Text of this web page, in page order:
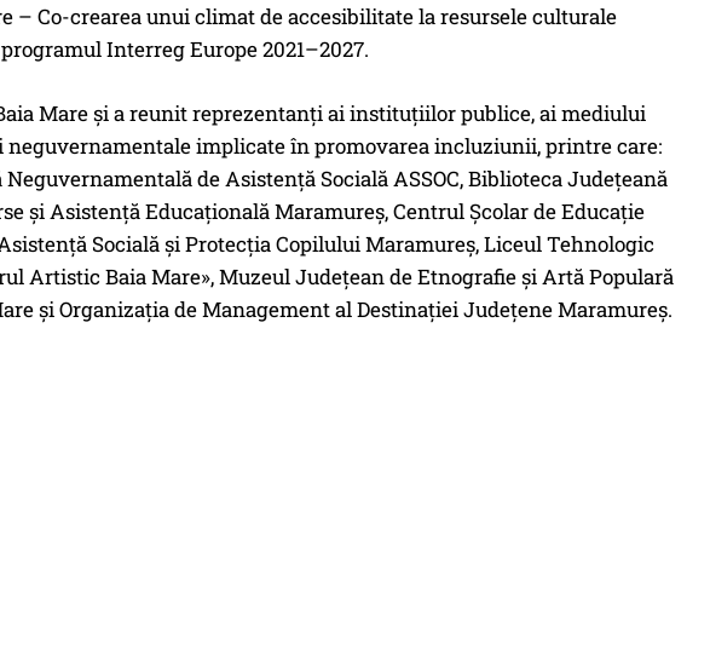
– Co-crearea unui climat de accesibilitate la resursele culturale
Interreg Europe 2021–2027.
Mare și a reunit reprezentanți ai instituțiilor publice, ai mediului
implicate în promovarea incluziunii, printre care:
de Asistenţă Socială ASSOC, Biblioteca Județeană
şi Asistenţă Educaţională Maramureș, Centrul Școlar de Educație
Socială şi Protecţia Copilului Maramureș, Liceul Tehnologic
Artistic Baia Mare», Muzeul Județean de Etnografie și Artă Populară
și Organizația de Management al Destinației Județene Maramureș.